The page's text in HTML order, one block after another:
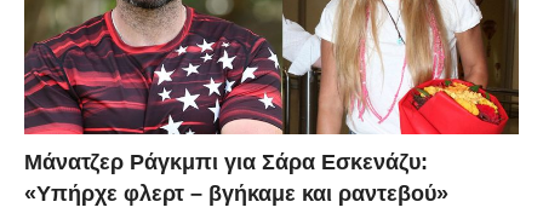
Μάνατζερ Ράγκμπι για Σάρα Εσκενάζυ:
«Υπήρχε φλερτ – βγήκαμε και ραντεβού»